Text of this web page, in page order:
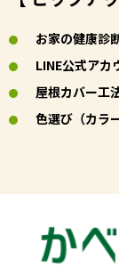
お家の健康診
LINE公式アカ
屋根カバー工
色選び（カラ